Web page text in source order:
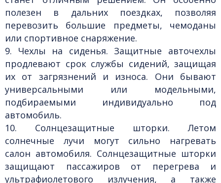
полезен в дальних поездках, позволяя
перевозить большие предметы, чемоданы
или спортивное снаряжение.
9. Чехлы на сиденья. Защитные авточехлы
продлевают срок службы сидений, защищая
их от загрязнений и износа. Они бывают
универсальными или модельными,
подбираемыми индивидуально под
автомобиль.
10. Солнцезащитные шторки.Летом
солнечные лучи могут сильно нагревать
салон автомобиля. Солнцезащитные шторки
защищают пассажиров от перегрева и
ультрафиолетового излучения, а также